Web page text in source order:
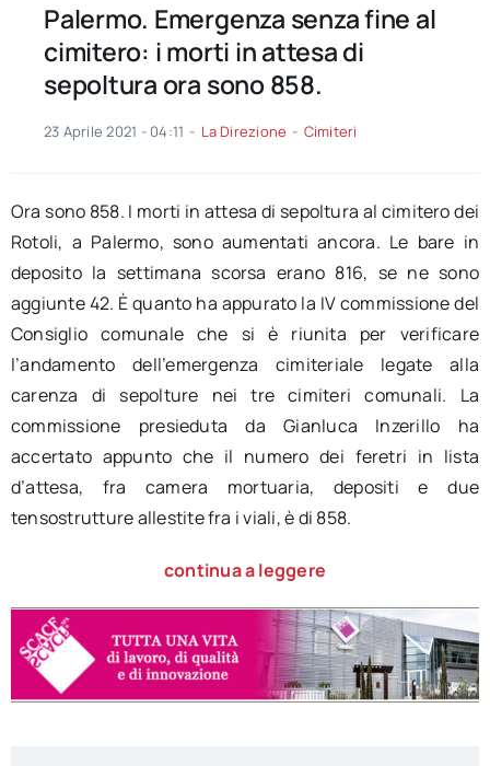
Palermo. Emergenza senza fine al
cimitero: i morti in attesa di
sepoltura ora sono 858.
23 Aprile 2021 - 04:11 - La Direzione - Cimiteri
Ora sono 858. I morti in attesa di sepoltura al cimitero dei
Rotoli, a Palermo, sono aumentati ancora. Le bare in
deposito la settimana scorsa erano 816, se ne sono
aggiunte 42. È quanto ha appurato la IV commissione del
Consiglio comunale che si è riunita per verificare
l’andamento dell’emergenza cimiteriale legate alla
carenza di sepolture nei tre cimiteri comunali. La
commissione presieduta da Gianluca Inzerillo ha
accertato appunto che il numero dei feretri in lista
d’attesa, fra camera mortuaria, depositi e due
tensostrutture allestite fra i viali, è di 858.
continua a leggere